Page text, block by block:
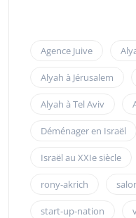
Agence Juive
Alyah à Jérusalem
Alyah à Tel Aviv
Déménager en Israël
Israël au XXIe siècle
rony-akrich
start-up-nation